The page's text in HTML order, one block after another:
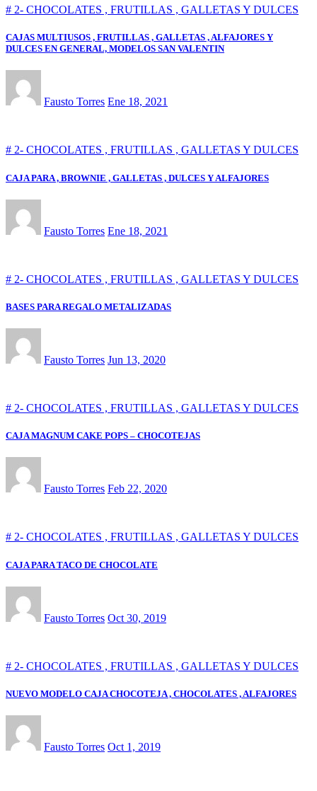
# 2- CHOCOLATES , FRUTILLAS , GALLETAS Y DULCES
CAJAS MULTIUSOS , FRUTILLAS , GALLETAS , ALFAJORES Y
DULCES EN GENERAL, MODELOS SAN VALENTIN
Fausto Torres Ene 18, 2021
# 2- CHOCOLATES , FRUTILLAS , GALLETAS Y DULCES
CAJA PARA , BROWNIE , GALLETAS , DULCES Y ALFAJORES
Fausto Torres Ene 18, 2021
# 2- CHOCOLATES , FRUTILLAS , GALLETAS Y DULCES
BASES PARA REGALO METALIZADAS
Fausto Torres Jun 13, 2020
# 2- CHOCOLATES , FRUTILLAS , GALLETAS Y DULCES
CAJA MAGNUM CAKE POPS – CHOCOTEJAS
Fausto Torres Feb 22, 2020
# 2- CHOCOLATES , FRUTILLAS , GALLETAS Y DULCES
CAJA PARA TACO DE CHOCOLATE
Fausto Torres Oct 30, 2019
# 2- CHOCOLATES , FRUTILLAS , GALLETAS Y DULCES
NUEVO MODELO CAJA CHOCOTEJA , CHOCOLATES , ALFAJORES
Fausto Torres Oct 1, 2019